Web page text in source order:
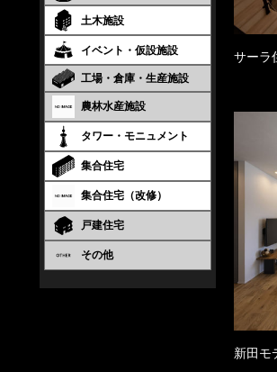
土木施設
イベント・仮設施設
工場・倉庫・生産施設
農林水産施設
タワー・モニュメント
集合住宅
集合住宅（改修）
戸建住宅
その他
サーラ
新田モ